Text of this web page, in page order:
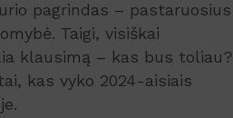
pagrindas – pastaruosius
Taigi, visiškai
klausimą – kas bus toliau?
kas vyko 2024-aisiais